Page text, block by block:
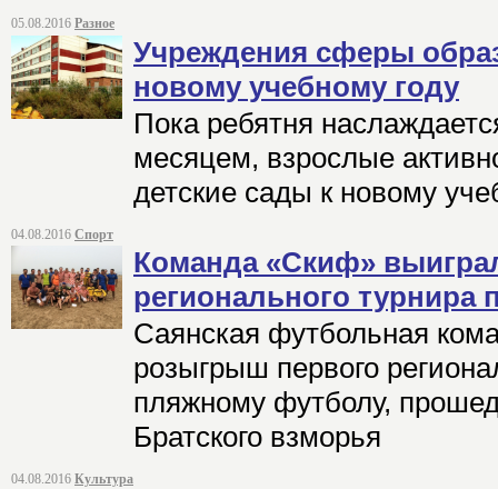
05.08.2016 Разное
Учреждения сферы
новому учебному году
Пока ребятня
месяцем, взрослые
детские сады к новому
04.08.2016 Спорт
Команда «Скиф»
регионального
Саянская футбольная
розыгрыш первого
пляжному футболу,
Братского взморья
04.08.2016 Культура